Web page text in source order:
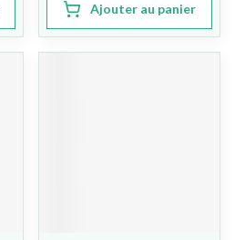
Ajouter au panier